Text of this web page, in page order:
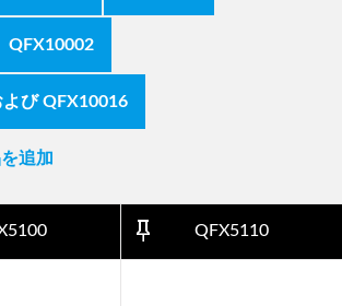
QFX10002
び QFX10016
追加
pin_outline QFX5110